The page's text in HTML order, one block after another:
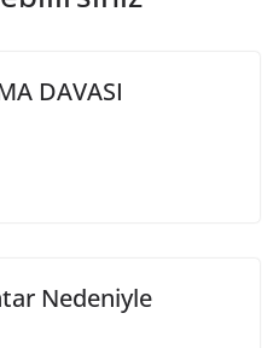
DAVASI
Nedeniyle